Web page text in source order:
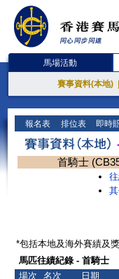
馬場活動
賽事資料(本地)
報名表 排位表 即時
首騎士
*包括本地及海外賽績及
馬匹往績紀錄 - 首騎士
場次
名次 日期